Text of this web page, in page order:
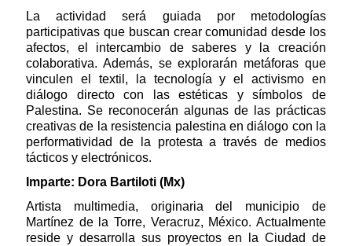
La actividad será guiada por metodologías
participativas que buscan crear comunidad desde los
afectos, el intercambio de saberes y la creación
colaborativa. Además, se explorarán metáforas que
vinculen el textil, la tecnología y el activismo en
diálogo directo con las estéticas y símbolos de
Palestina. Se reconocerán algunas de las prácticas
creativas de la resistencia palestina en diálogo con la
performatividad de la protesta a través de medios
tácticos y electrónicos.
Imparte: Dora Bartiloti (Mx)
Artista multimedia, originaria del municipio de
Martínez de la Torre, Veracruz, México. Actualmente
reside y desarrolla sus proyectos en la Ciudad de